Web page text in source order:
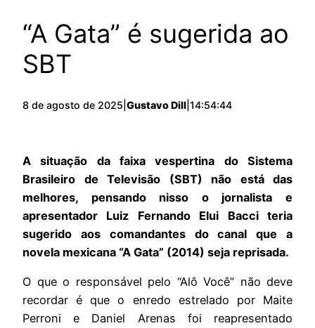
“A Gata” é sugerida ao
SBT
8 de agosto de 2025 Gustavo Dill 14:54:44
A situação da faixa vespertina do Sistema
Brasileiro de Televisão (SBT) não está das
melhores, pensando nisso o jornalista e
apresentador Luiz Fernando Elui Bacci teria
sugerido aos comandantes do canal que a
novela mexicana “A Gata” (2014) seja reprisada.
O que o responsável pelo “Alô Você” não deve
recordar é que o enredo estrelado por Maite
Perroni e Daniel Arenas foi reapresentado